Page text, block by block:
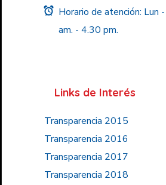
Horario de atención: Lun
am. - 4.30 pm.
Links de Interés
Transparencia 2015
Transparencia 2016
Transparencia 2017
Transparencia 2018